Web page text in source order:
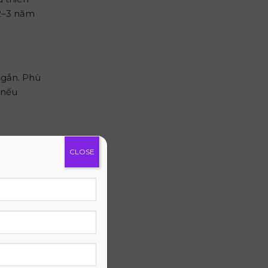
năm
Phù
CLOSE